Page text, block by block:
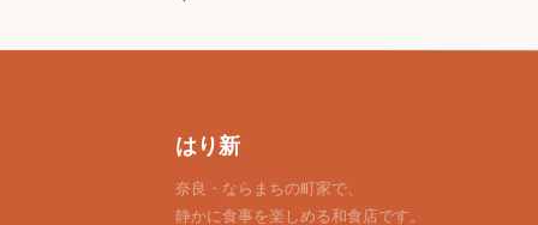
はり新
奈良・ならまちの町家で、
静かに食事を楽しめる和食店です。